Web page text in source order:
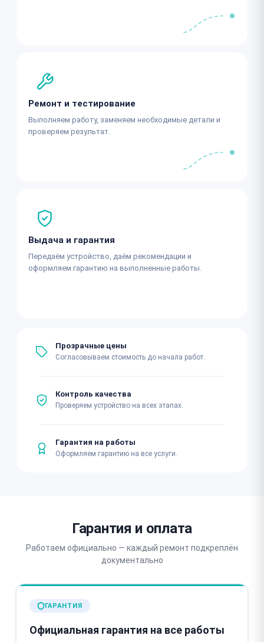
Ремонт и тестирование
Выполняем работу, заменяем необходимые детали и
проверяем результат.
Выдача и гарантия
Передаём устройство, даём рекомендации и
оформляем гарантию на выполненные работы.
Прозрачные цены
Согласовываем стоимость до начала работ.
Контроль качества
Проверяем устройство на всех этапах.
Гарантия на работы
Оформляем гарантию на все услуги.
Гарантия и оплата
Работаем официально — каждый ремонт подкреплён
документально
ГАРАНТИЯ
Официальная гарантия на все работы